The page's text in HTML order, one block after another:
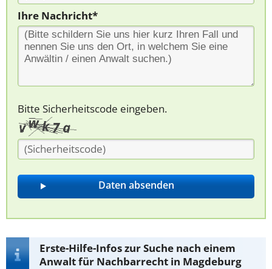
Ihre Nachricht*
Bitte Sicherheitscode eingeben.
Erste-Hilfe-Infos zur Suche nach einem
Anwalt für Nachbarrecht in Magdeburg